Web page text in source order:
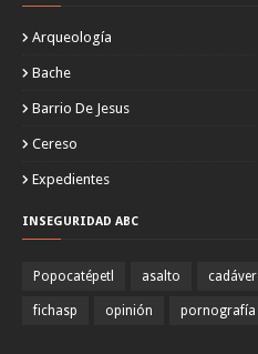
Arqueología
Bache
Barrio De Jesus
Cereso
Expedientes
INSEGURIDAD ABC
Popocatépetl asalto cadáver
fichasp opinión pornografía